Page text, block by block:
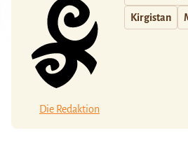
Die Redaktion
Kirgistan